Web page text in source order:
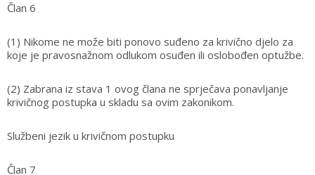
Član 6
(1) Nikome ne može biti ponovo suđeno za krivično djelo za
koje je pravosnažnom odlukom osuđen ili oslobođen optužbe.
(2) Zabrana iz stava 1 ovog člana ne sprječava ponavljanje
krivičnog postupka u skladu sa ovim zakonikom.
Službeni jezik u krivičnom postupku
Član 7